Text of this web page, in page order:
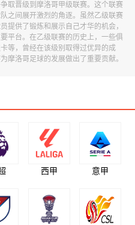
取晋级到摩洛哥甲级联赛。这个联赛
之间展开激烈的角逐。虽然乙级联赛
提供了锻炼和展示自己才华的机会，
平台。在乙级联赛的历史上，一些俱
等，曾经在该级别取得过优异的成
摩洛哥足球的发展做出了重要贡献。
西甲 意甲